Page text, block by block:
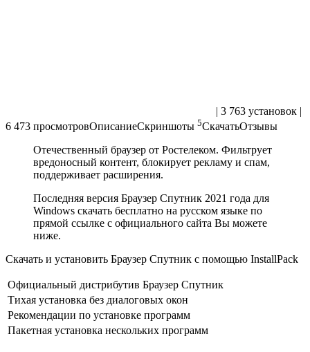
| 3 763 установок |
6 473 просмотровОписаниеСкриншоты 5СкачатьОтзывы
Отечественный браузер от Ростелеком. Фильтрует
вредоносный контент, блокирует рекламу и спам,
поддерживает расширения.
Последняя версия Браузер Спутник 2021 года для
Windows скачать бесплатно на русском языке по
прямой ссылке с официального сайта Вы можете
ниже.
Скачать и установить Браузер Спутник с помощью InstallPack
Официальный дистрибутив Браузер Спутник
Тихая установка без диалоговых окон
Рекомендации по установке программ
Пакетная установка нескольких программ